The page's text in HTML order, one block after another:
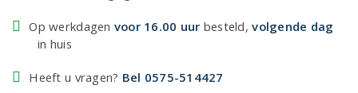
Op werkdagen voor 16.00 uur besteld,volgende dag
in huis
Heeft u vragen? Bel 0575-514427